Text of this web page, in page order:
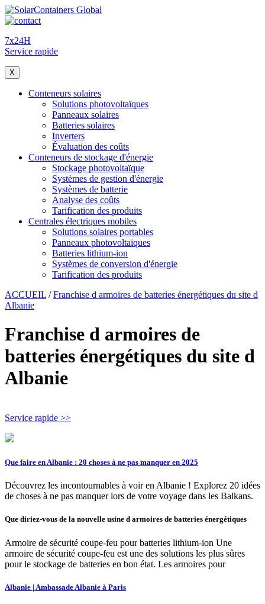
7x24H
Service rapide
X
Conteneurs solaires
Solutions photovoltaïques
Panneaux solaires
Batteries solaires
Inverters
Évaluation des coûts
Conteneurs de stockage d'énergie
Stockage photovoltaïque
Systèmes de gestion d'énergie
Systèmes de batterie
Analyse des coûts
Tarification des produits
Centrales électriques mobiles
Solutions solaires portables
Panneaux photovoltaïques
Batteries lithium-ion
Systèmes de conversion d'énergie
Tarification des produits
ACCUEIL /Franchise d armoires de batteries énergétiques du site d
Albanie
Franchise d armoires de
batteries énergétiques du site d
Albanie
Service rapide >>
Que faire en Albanie : 20 choses à ne pas manquer en 2025
Découvrez les incontournables à voir en Albanie ! Explorez 20 idées
de choses à ne pas manquer lors de votre voyage dans les Balkans.
Que diriez-vous de la nouvelle usine d armoires de batteries énergétiques
Armoire de sécurité coupe-feu pour batteries lithium-ion Une
armoire de sécurité coupe-feu est une des solutions les plus sûres
pour le stockage de batteries en bon état. Les armoires pour
Albanie | Ambassade Albanie à Paris